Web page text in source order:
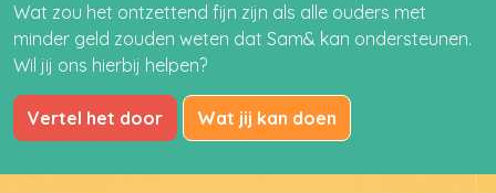
Wat zou het ontzettend fijn zijn als alle ouders met
minder geld zouden weten dat Sam& kan ondersteunen.
Wil jij ons hierbij helpen?
Vertel het door Wat jij kan doen